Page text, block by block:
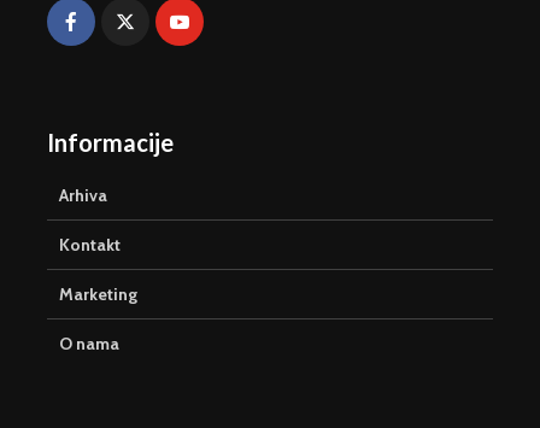
Informacije
Arhiva
Kontakt
Marketing
O nama